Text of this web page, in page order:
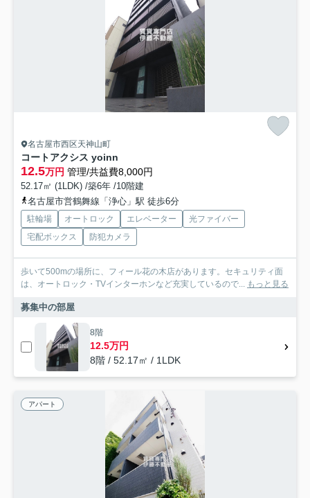
名古屋市西区天神山町
コートアクシス yoinn
12.5万円 管理/共益費8,000円
52.17㎡ (1LDK) /築6年 /10階建
名古屋市営鶴舞線「浄心」駅 徒歩6分
駐輪場 オートロック エレベーター
光ファイバー
宅配ボックス
防犯カメラ
歩いて500mの場所に、フィール花の木店があります。セキュリティ面
は、オートロック・TVインターホンなど充実しているので... もっと見る
募集中の部屋
8階
12.5万円
8階 / 52.17㎡ / 1LDK
アパート